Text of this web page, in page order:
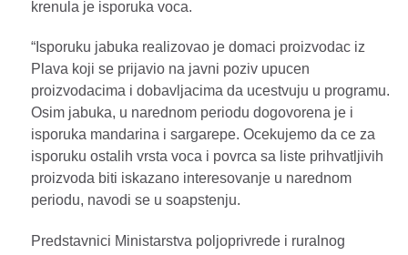
krenula je isporuka voca.
“Isporuku jabuka realizovao je domaci proizvodac iz
Plava koji se prijavio na javni poziv upucen
proizvodacima i dobavljacima da ucestvuju u programu.
Osim jabuka, u narednom periodu dogovorena je i
isporuka mandarina i sargarepe. Ocekujemo da ce za
isporuku ostalih vrsta voca i povrca sa liste prihvatljivih
proizvoda biti iskazano interesovanje u narednom
periodu, navodi se u soapstenju.
Predstavnici Ministarstva poljoprivrede i ruralnog